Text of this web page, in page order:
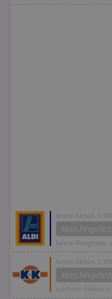
letzte Aktion
kein
keine Prognose
letzte Aktion
kein
nächste Aktion